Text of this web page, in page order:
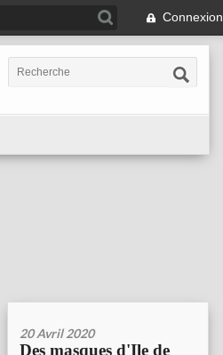
Connexion
20 Avril 2020
Des masques d'Ile de